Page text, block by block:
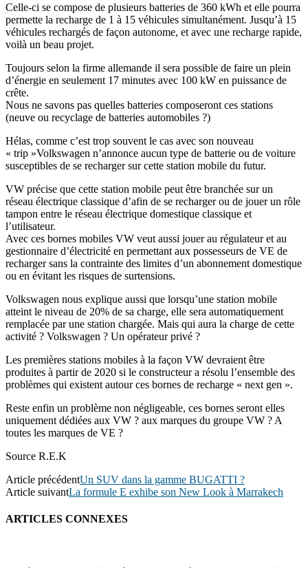
Celle-ci se compose de plusieurs batteries de 360 kWh et elle pourra
permette la recharge de 1 à 15 véhicules simultanément. Jusqu’à 15
véhicules rechargés de façon autonome, et avec une recharge rapide,
voilà un beau projet.
Toujours selon la firme allemande il sera possible de faire un plein
d’énergie en seulement 17 minutes avec 100 kW en puissance de
crête.
Nous ne savons pas quelles batteries composeront ces stations
(neuve ou recyclage de batteries automobiles ?)
Hélas, comme c’est trop souvent le cas avec son nouveau
« trip »Volkswagen n’annonce aucun type de batterie ou de voiture
susceptibles de se recharger sur cette station mobile du futur.
VW précise que cette station mobile peut être branchée sur un
réseau électrique classique d’afin de se recharger ou de jouer un rôle
tampon entre le réseau électrique domestique classique et
l’utilisateur.
Avec ces bornes mobiles VW veut aussi jouer au régulateur et au
gestionnaire d’électricité en permettant aux possesseurs de VE de
recharger sans la contrainte des limites d’un abonnement domestique
ou en évitant les risques de surtensions.
Volkswagen nous explique aussi que lorsqu’une station mobile
atteint le niveau de 20% de sa charge, elle sera automatiquement
remplacée par une station chargée. Mais qui aura la charge de cette
activité ? Volkswagen ? Un opérateur privé ?
Les premières stations mobiles à la façon VW devraient être
produites à partir de 2020 si le constructeur a résolu l’ensemble des
problèmes qui existent autour ces bornes de recharge « next gen ».
Reste enfin un problème non négligeable, ces bornes seront elles
uniquement dédiées aux VW ? aux marques du groupe VW ? A
toutes les marques de VE ?
Source R.E.K
Article précédentUn SUV dans la gamme BUGATTI ?
Article suivantLa formule E exhibe son New Look à Marrakech
ARTICLES CONNEXES